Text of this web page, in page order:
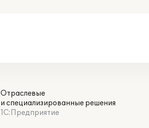
Отраслевые
и специализированные решения
1С:Предприятие